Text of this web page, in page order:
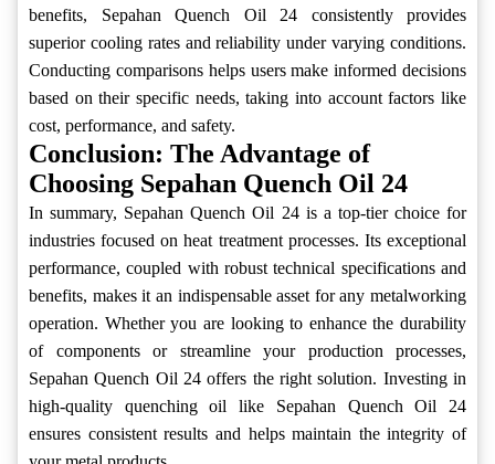
benefits, Sepahan Quench Oil 24 consistently provides
superior cooling rates and reliability under varying conditions.
Conducting comparisons helps users make informed decisions
based on their specific needs, taking into account factors like
cost, performance, and safety.
Conclusion: The Advantage of
Choosing Sepahan Quench Oil 24
In summary, Sepahan Quench Oil 24 is a top-tier choice for
industries focused on heat treatment processes. Its exceptional
performance, coupled with robust technical specifications and
benefits, makes it an indispensable asset for any metalworking
operation. Whether you are looking to enhance the durability
of components or streamline your production processes,
Sepahan Quench Oil 24 offers the right solution. Investing in
high-quality quenching oil like Sepahan Quench Oil 24
ensures consistent results and helps maintain the integrity of